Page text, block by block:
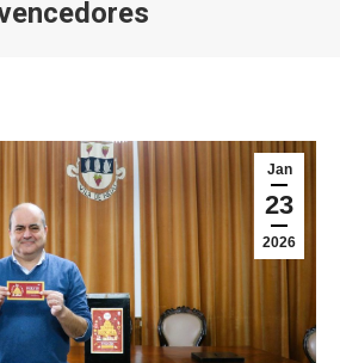
Jan
23
2026